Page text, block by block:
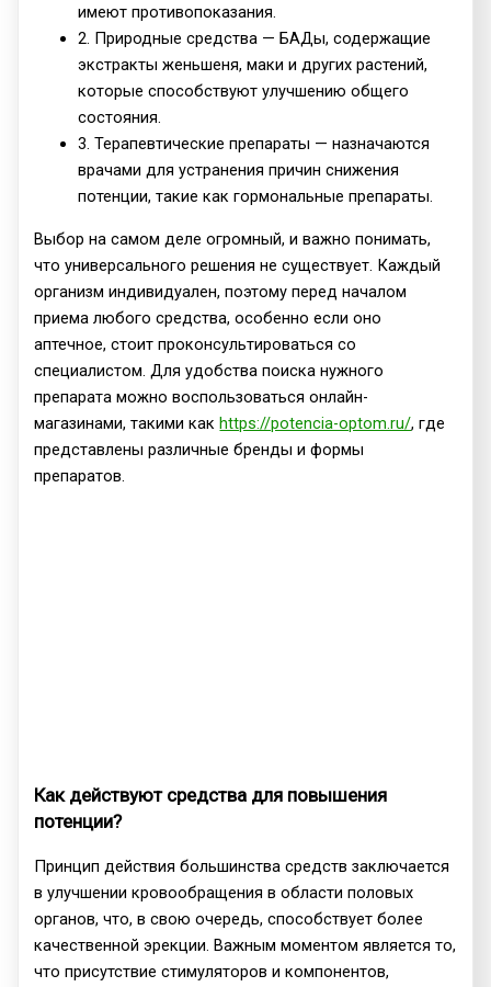
имеют противопоказания.
2. Природные средства — БАДы, содержащие
экстракты женьшеня, маки и других растений,
которые способствуют улучшению общего
состояния.
3. Терапевтические препараты — назначаются
врачами для устранения причин снижения
потенции, такие как гормональные препараты.
Выбор на самом деле огромный, и важно понимать,
что универсального решения не существует. Каждый
организм индивидуален, поэтому перед началом
приема любого средства, особенно если оно
аптечное, стоит проконсультироваться со
специалистом. Для удобства поиска нужного
препарата можно воспользоваться онлайн-
магазинами, такими какhttps://potencia-optom.ru/, где
представлены различные бренды и формы
препаратов.
Как действуют средства для повышения
потенции?
Принцип действия большинства средств заключается
в улучшении кровообращения в области половых
органов, что, в свою очередь, способствует более
качественной эрекции. Важным моментом является то,
что присутствие стимуляторов и компонентов,